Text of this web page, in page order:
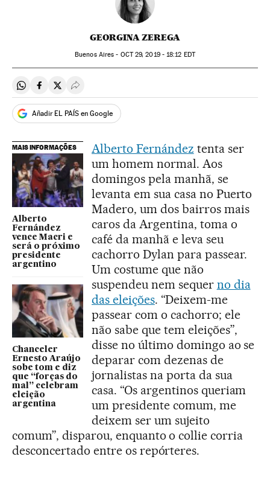
GEORGINA ZEREGA
Buenos Aires - OCT29, 2019 - 18:12 EDT
Compartir en Whatsapp
Compartir en Facebook
Compartir en Twitter
Desplegar Redes Sociales
Añadir EL PAÍS en Google
MAIS INFORMAÇÕES
Alberto
Fernández
vence Macri e
será o próximo
presidente
argentino
Chanceler
Ernesto Araújo
sobe tom e diz
que “forças do
mal” celebram
eleição
argentina
Alberto Fernández tenta ser
um homem normal. Aos
domingos pela manhã, se
levanta em sua casa no Puerto
Madero, um dos bairros mais
caros da Argentina, toma o
café da manhã e leva seu
cachorro Dylan para passear.
Um costume que não
suspendeu nem sequer no dia
das eleições. “Deixem-me
passear com o cachorro; ele
não sabe que tem eleições”,
disse no último domingo ao se
deparar com dezenas de
jornalistas na porta da sua
casa. “Os argentinos queriam
um presidente comum, me
deixem ser um sujeito
comum”, disparou, enquanto o collie corria
desconcertado entre os repórteres.